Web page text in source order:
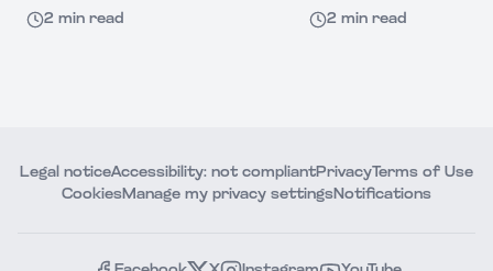
climatiseurs
provoquent heurts
2 min read
méfiance entre
deux camps
2 min read
Legal noticeAccessibility: not compliantPrivacyTerms of Use
CookiesManage my privacy settingsNotifications